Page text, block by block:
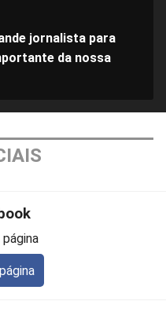
jornalista para
da nossa